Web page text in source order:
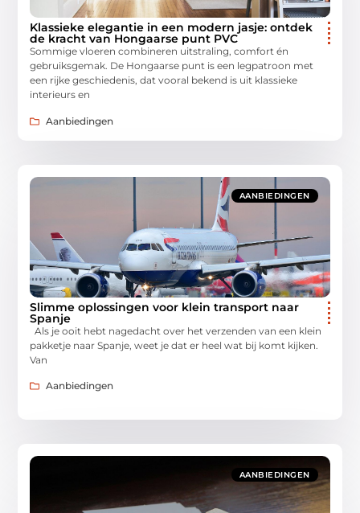
Klassieke elegantie in een modern jasje: ontdek
de kracht van Hongaarse punt PVC
Sommige vloeren combineren uitstraling, comfort én
gebruiksgemak. De Hongaarse punt is een legpatroon met
een rijke geschiedenis, dat vooral bekend is uit klassieke
interieurs en
Aanbiedingen
AANBIEDINGEN
Slimme oplossingen voor klein transport naar
Spanje
Als je ooit hebt nagedacht over het verzenden van een klein
pakketje naar Spanje, weet je dat er heel wat bij komt kijken.
Van
Aanbiedingen
AANBIEDINGEN